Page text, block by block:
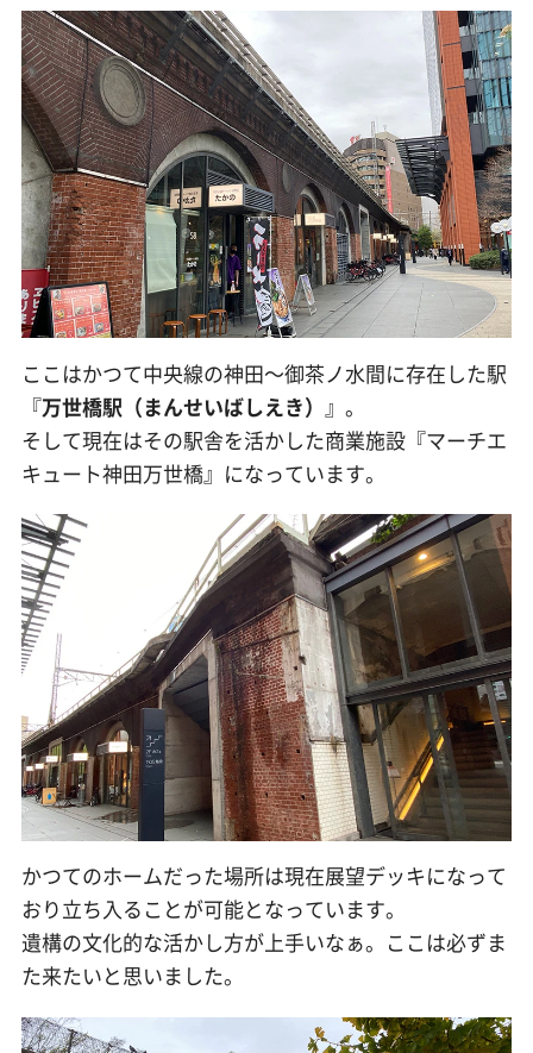
ここはかつて中央線の神田〜御茶ノ水間に存在した駅
『万世橋駅（まんせいばしえき） 』。
そして現在はその駅舎を活かした商業施設『マーチエ
キュート神田万世橋』になっています。
かつてのホームだった場所は現在展望デッキになって
おり立ち入ることが可能となっています。
遺構の文化的な活かし方が上手いなぁ。ここは必ずま
た来たいと思いました。